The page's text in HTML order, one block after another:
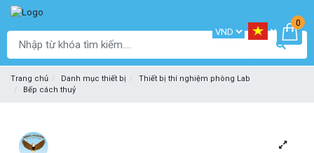
0
Trang chủ Danh mục thiết bị
Thiết bị thí nghiệm phòng Lab
Bếp cách thuỷ